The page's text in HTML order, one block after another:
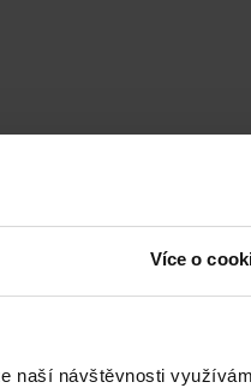
Více o
naší návštěvnosti